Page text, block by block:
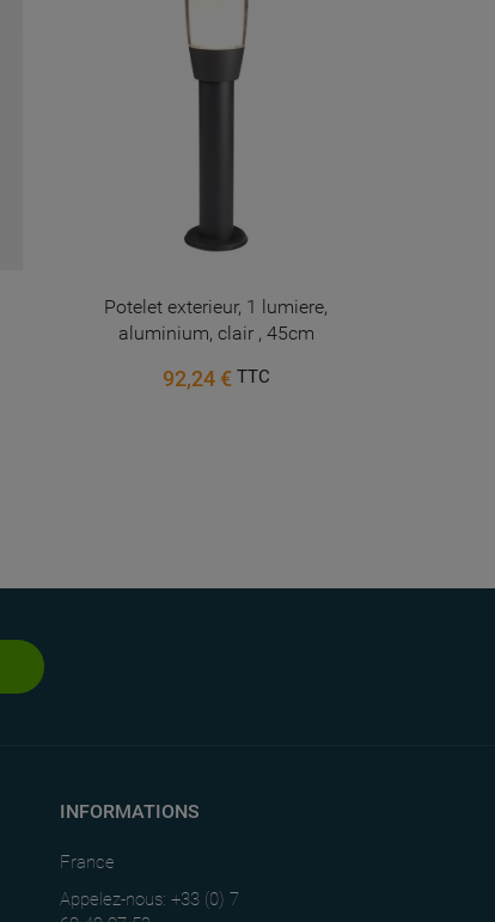
Potelet exterieur, 1 lumiere,
aluminium, clair , 45cm
92,24 € TTC
INFORMATIONS
France
Appelez-nous: +33 (0) 7